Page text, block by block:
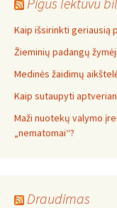
Kaip išsirinkti geriausią
Žieminių padangų
Medinės žaidimų
Kaip sutaupyti
Maži nuotekų valymo
„nematomai‘‘?
Draudimas